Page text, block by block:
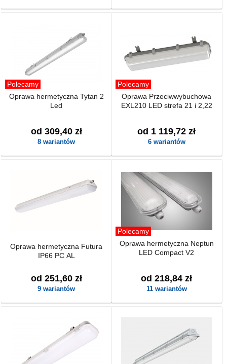
Polecamy
Oprawa hermetyczna Tytan 2
Led
od 309,40 zł
8 wariantów
Polecamy
Oprawa Przeciwwybuchowa
EXL210 LED strefa 21 i 2,22
od 1 119,72 zł
6 wariantów
Oprawa hermetyczna Futura
IP66 PC AL
od 251,60 zł
9 wariantów
Polecamy
Oprawa hermetyczna Neptun
LED Compact V2
od 218,84 zł
11 wariantów